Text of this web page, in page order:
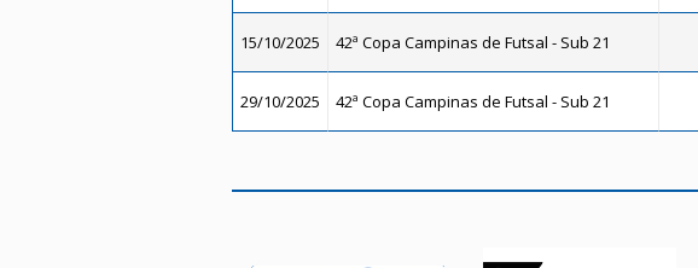
15/10/2025 42ª Copa Campinas de Futsal - Sub 21
29/10/2025 42ª Copa Campinas de Futsal - Sub 21